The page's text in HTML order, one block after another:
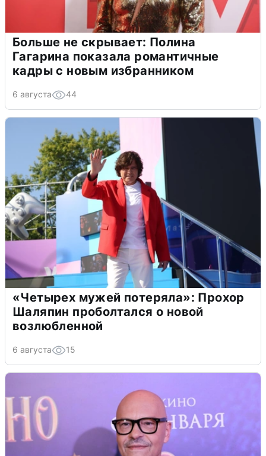
Больше не скрывает: Полина
Гагарина показала романтичные
кадры с новым избранником
6 августа 44
«Четырех мужей потеряла»: Прохор
Шаляпин проболтался о новой
возлюбленной
6 августа 15